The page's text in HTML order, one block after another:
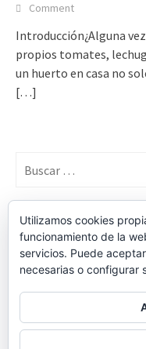
Comment
Introducción¿Alguna
propios tomates,
un huerto en casa no
[…]
REDES SOCIALES
Utilizamos cookies
funcionamiento de la
servicios. Puede
necesarias o configurar